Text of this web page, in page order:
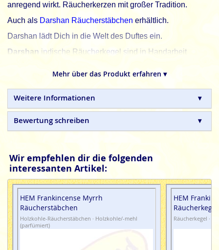
anregend wirkt. Räucherkerzen mit großer Tradition.
Auch als Darshan Räucherstäbchen erhältlich.
Darshan lädt Dich in die Welt des Duftes ein.
Darshan indische Räucherkegel sind in Handarbeit
petrochemische Zusätze.Mehr über das Produkt erfahren ▾
Weitere Informationen
Bewertung schreiben
Wir empfehlen dir die folgenden
interessanten Artikel:
HEM Frankincense Myrrh
Räucherstäbchen
Holzkohle-Räucherstäbchen · Holzkohle/-mehl
(parfümiert)
HEM
Räucherkegel
Räucherkegel ·